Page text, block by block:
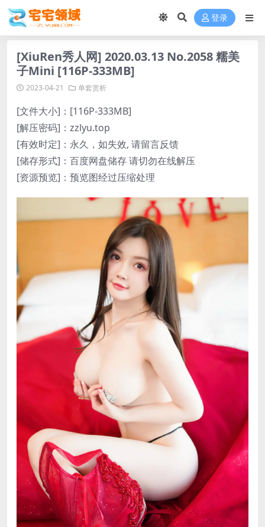
登录
[XiuRen秀人网] 2020.03.13 No.2058 糯美
子Mini [116P-333MB]
2023-04-21 单套赏析
[文件大小]：[116P-333MB]
[解压密码]：zzlyu.top
[有效时定]：永久，如失效, 请留言反馈
[储存形式]：百度网盘储存 请切勿在线解压
[资源预览]：预览图经过压缩处理